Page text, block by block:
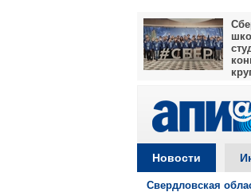
Новости
Свердловская